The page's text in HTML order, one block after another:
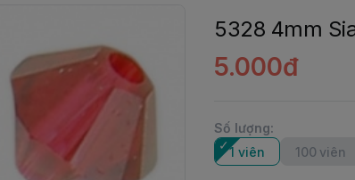
5328 4mm
5.000đ
Số lượng:
1 viên
100 viên